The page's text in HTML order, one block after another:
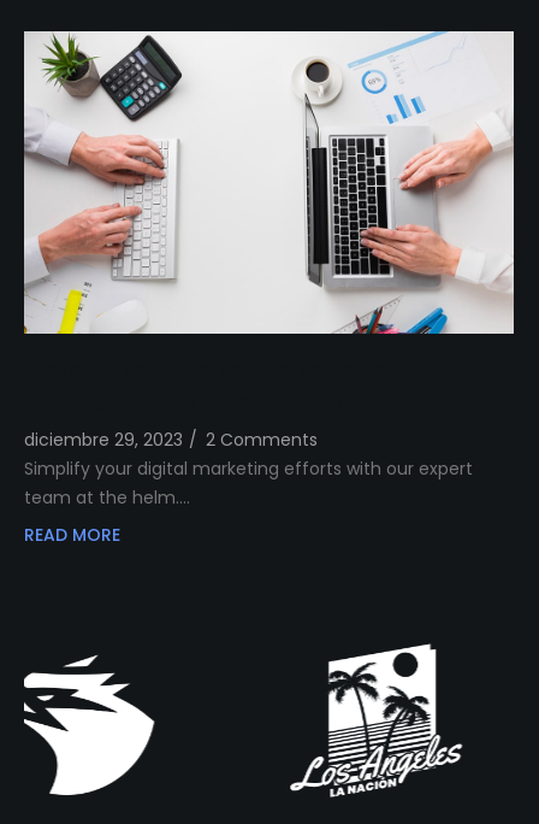
diciembre 29, 2023 / 2 Comments
Simplify your digital marketing efforts with our expert
team at the helm.…
READ MORE